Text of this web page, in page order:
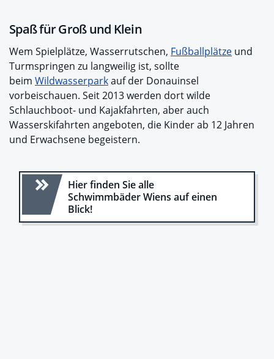
Spaß für Groß und Klein
Wem Spielplätze, Wasserrutschen, Fußballplätze und
Turmspringen zu langweilig ist, sollte
beim Wildwasserparkauf der Donauinsel
vorbeischauen. Seit 2013 werden dort wilde
Schlauchboot- und Kajakfahrten, aber auch
Wasserskifahrten angeboten, die Kinder ab 12 Jahren
und Erwachsene begeistern.
Hier finden Sie alle
Schwimmbäder Wiens auf einen
Blick!